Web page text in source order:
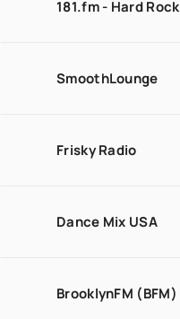
181.fm - Hard Rock
SmoothLounge
Frisky Radio
Dance Mix USA
BrooklynFM (BFM)